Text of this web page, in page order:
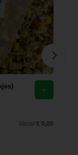
Vanaf € 0,00